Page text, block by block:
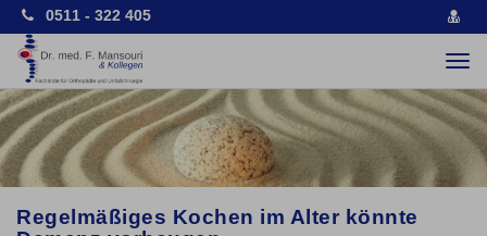
0511 - 322 405
Regelmäßiges Kochen im Alter könnte